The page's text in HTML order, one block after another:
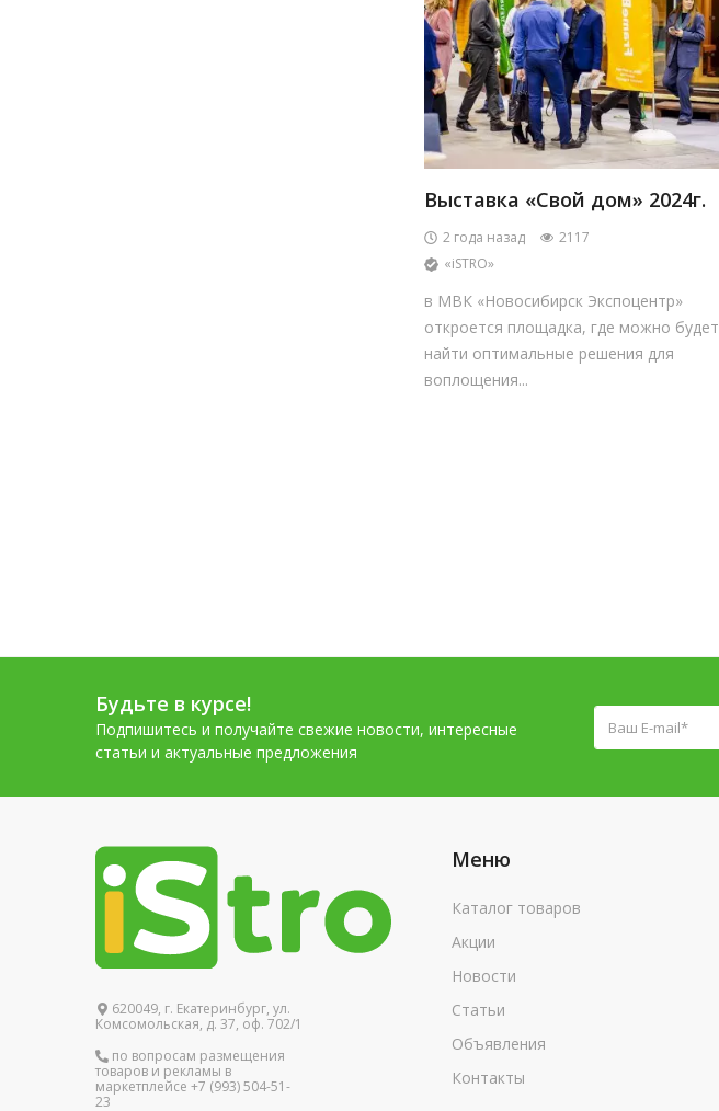
Выставка «Свой дом» 2024г.
2 года назад
2117
«iSTRO»
в МВК «Новосибирск Экспоцентр»
откроется площадка, где можно будет
найти оптимальные решения для
воплощения...
Будьте в курсе!
Подпишитесь и получайте свежие новости, интересные
статьи и актуальные предложения
620049, г. Екатеринбург, ул.
Комсомольская, д. 37, оф. 702/1
по вопросам размещения
товаров и рекламы в
маркетплейсе +7 (993) 504-51-
23
Меню
Каталог товаров
Акции
Новости
Статьи
Объявления
Контакты